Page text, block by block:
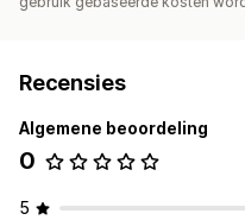
Recensies
Algemene beoordeling
0
5